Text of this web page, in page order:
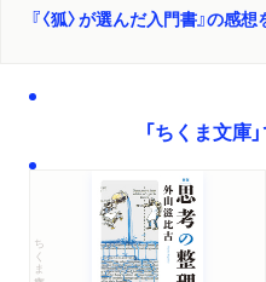
考えるべきことを考えよとい
本の「断片」を読みふかめる―
アラビア語とイスラームとの
スラーム生誕』）
第５章 美術のインパルス（た
小路穣『改訂増補日本美術史』
江戸絵画の見かたをかえる異
『〈狐〉が選んだ入門書』の感
「ちくま文庫
ちくま文庫